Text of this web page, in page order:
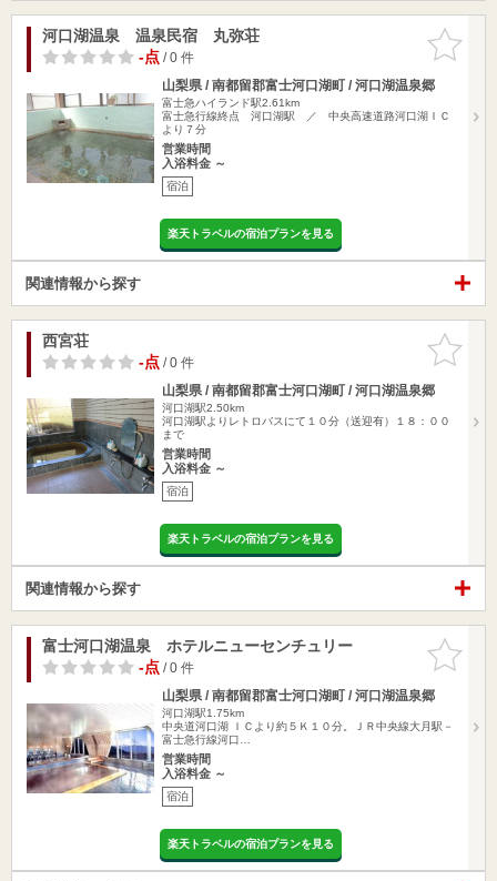
お気に入
りに追加
河口湖温泉 温泉民宿 丸弥荘
-点/ 0 件
山梨県 / 南都留郡富士河口湖町 / 河口湖温泉郷
富士急ハイランド駅2.61km
富士急行線終点 河口湖駅 ／ 中央高速道路河口湖ＩＣ
より７分
営業時間
入浴料金 ～
宿泊
楽天トラベルの宿泊プランを見る
関連情報から探す
お気に入
りに追加
西宮荘
-点/ 0 件
山梨県 / 南都留郡富士河口湖町 / 河口湖温泉郷
河口湖駅2.50km
河口湖駅よりレトロバスにて１０分（送迎有）１８：００
まで
営業時間
入浴料金 ～
宿泊
楽天トラベルの宿泊プランを見る
関連情報から探す
お気に入
りに追加
富士河口湖温泉 ホテルニューセンチュリー
-点/ 0 件
山梨県 / 南都留郡富士河口湖町 / 河口湖温泉郷
河口湖駅1.75km
中央道河口湖 ＩＣより約５Ｋ１０分。ＪＲ中央線大月駅－
富士急行線河口…
営業時間
入浴料金 ～
宿泊
楽天トラベルの宿泊プランを見る